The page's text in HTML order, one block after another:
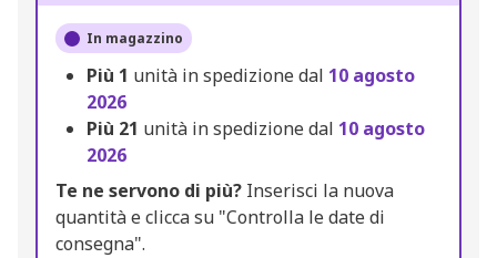
In magazzino
Più 1 unità in spedizione dal 10 agosto
2026
Più 21 unità in spedizione dal 10 agosto
2026
Te ne servono di più? Inserisci la nuova
quantità e clicca su "Controlla le date di
consegna".